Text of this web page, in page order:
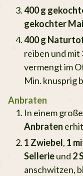
400 g
gekochter
400 g
reiben und mit
vermengt im
Min. knusprig
Anbraten
In einem
Anbraten
1 Zwiebel, 1
Sellerieund 2
anschwitzen,